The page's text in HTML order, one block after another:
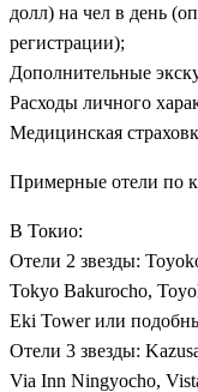
долл) на чел в день
регистрации);
Дополнительные
Расходы личного
Медицинская
Примерные отели по
В Токио:
Отели 2 звезды:
Tokyo Bakurocho,
Eki Tower или
Отели 3 звезды:
Via Inn Ningyocho,